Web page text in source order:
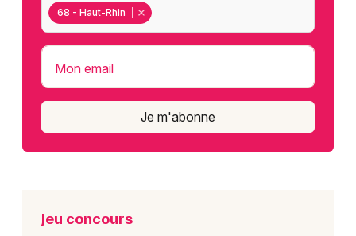
68 - Haut-Rhin
Mon email
Je m'abonne
Jeu concours